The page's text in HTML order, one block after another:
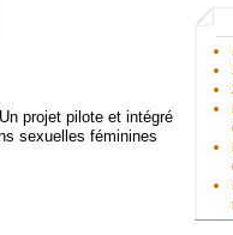
projet pilote et intégré
sexuelles féminines